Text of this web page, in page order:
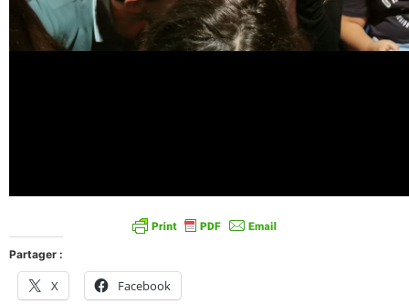
Partager :
X Facebook